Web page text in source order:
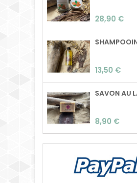
Preu
28,90 €
Preu
13,50 €
Preu
8,90 €